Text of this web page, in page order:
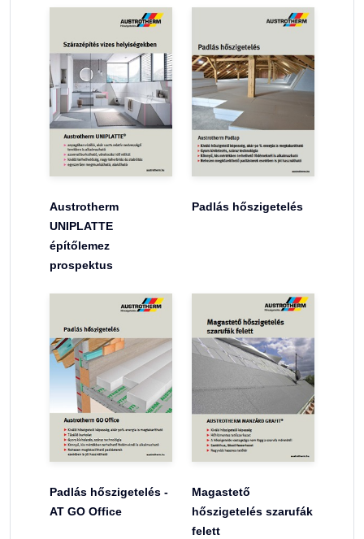
Austrotherm
UNIPLATTE
építőlemez
prospektus
Padlás hőszigetelés
Padlás hőszigetelés -
AT GO Office
Magastető
hőszigetelés szarufák
felett